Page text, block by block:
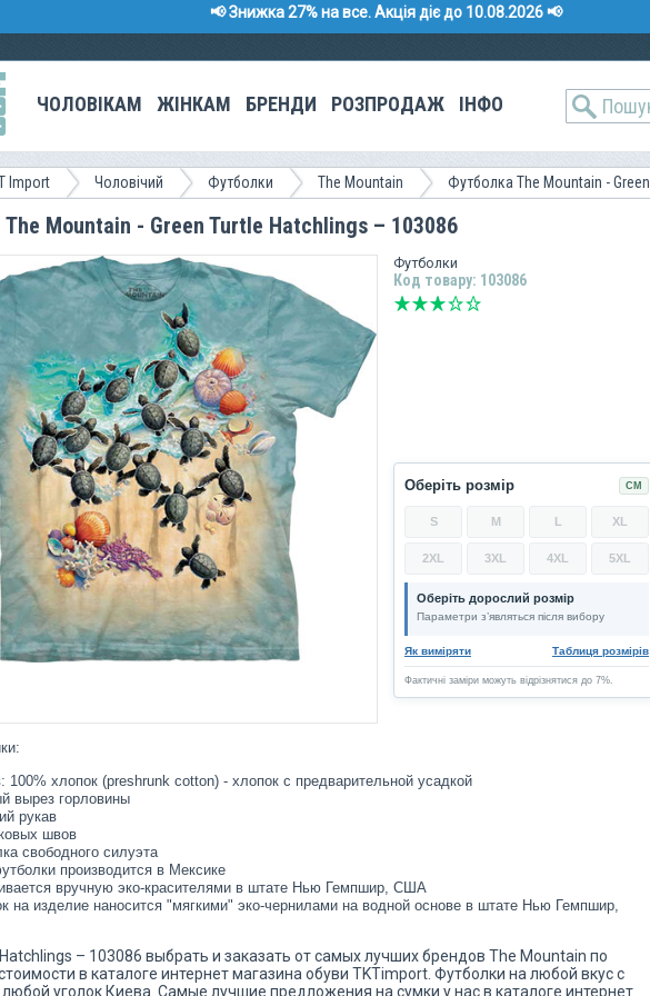
📢 Знижка 27% на все. Акція діє до 10.08.2026 📢
ЧОЛОВІКАМ ЖІНКАМ БРЕНДИ РОЗПРОДАЖ ІНФО
Import Чоловічий Футболки The Mountain Футболка The Mountain - Green
The Mountain - Green Turtle Hatchlings – 103086
Футболки
Код товару: 103086
Оберіть розмір СМ
S M L XL
2XL 3XL 4XL 5XL
Оберіть дорослий розмір
Параметри з’являться після вибору
Як виміряти Таблиця розмірів
Фактичні заміри можуть відрізнятися до 7%.
100% хлопок (preshrunk cotton) - хлопок с предварительной усадкой
вырез горловины
рукав
швов
свободного силуэта
производится в Мексике
вручную эко-красителями в штате Нью Гемпшир, США
на изделие наносится "мягкими" эко-чернилами на водной основе в штате Нью Гемпшир,
– 103086 выбрать и заказать от самых лучших брендов The Mountain по
в каталоге интернет магазина обуви TKTimport. Футболки на любой вкус с
любой уголок Киева. Самые лучшие предложения на сумки у нас в каталоге интернет